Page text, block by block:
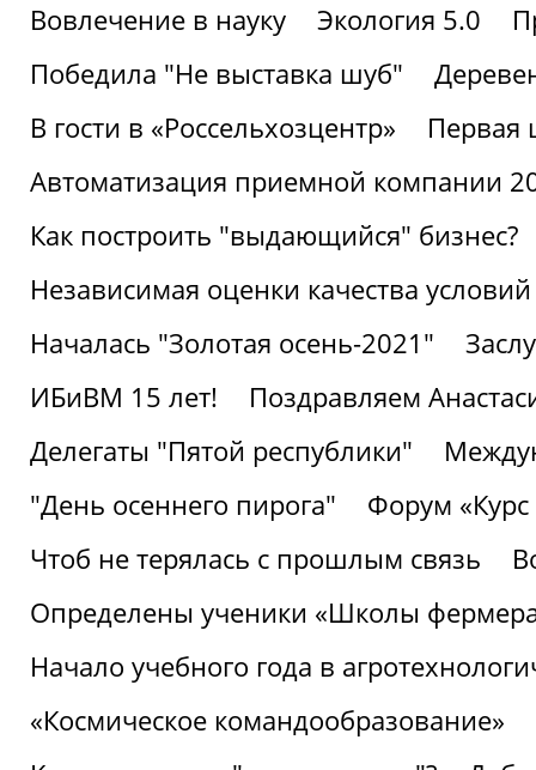
Вовлечение в науку
Экология 5.0
Победила "Не выставка шуб"
В гости в «Россельхозцентр»
Первая
Автоматизация приемной компании
Как построить "выдающийся" бизнес?
Независимая оценки качества
Началась "Золотая осень-2021"
ИБиВМ 15 лет!
Поздравляем
Делегаты "Пятой республики"
"День осеннего пирога"
Форум «Курс
Чтоб не терялась с прошлым связь
Определены ученики «Школы
Начало учебного года в
«Космическое командообразование»